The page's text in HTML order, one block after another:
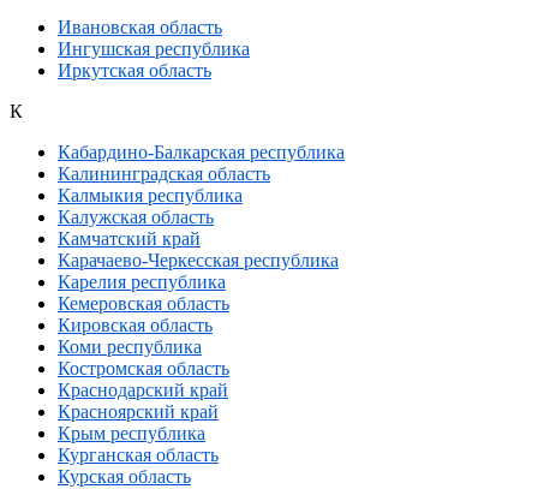
Ивановская область
Ингушская республика
Иркутская область
К
Кабардино-Балкарская республика
Калининградская область
Калмыкия республика
Калужская область
Камчатский край
Карачаево-Черкесская республика
Карелия республика
Кемеровская область
Кировская область
Коми республика
Костромская область
Краснодарский край
Красноярский край
Крым республика
Курганская область
Курская область